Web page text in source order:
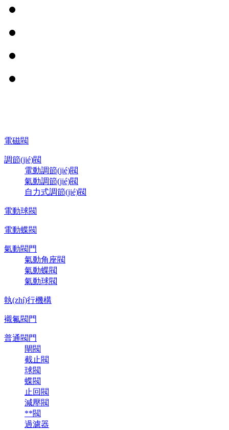
電磁閥
調節(jié)閥
電動調節(jié)閥
氣動調節(jié)閥
自力式調節(jié)閥
電動球閥
電動蝶閥
氣動閥門
氣動角座閥
氣動蝶閥
氣動球閥
執(zhí)行機構
襯氟閥門
普通閥門
閘閥
截止閥
球閥
蝶閥
止回閥
減壓閥
**閥
過濾器